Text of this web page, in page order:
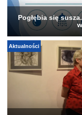
Pogłębia się
Aktualności